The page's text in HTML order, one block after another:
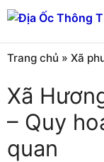
Chuyển
đến
nội
dung
Trang chủ » Xã
Xã
– Quy
quan